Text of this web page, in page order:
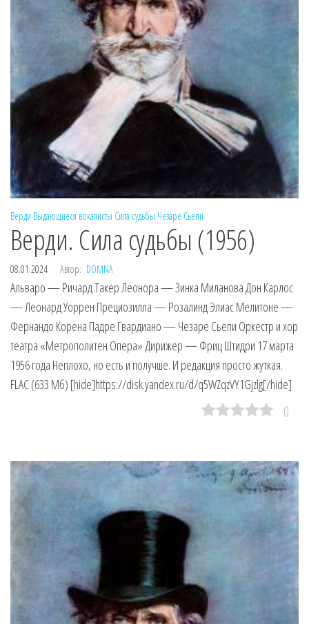
Верди Выдающиеся вокалисты Сила судьбы Чезаре Сьепи
Верди. Сила судьбы (1956)
08.01.2024 Автор: DOMNA
Альваро — Ричард Такер Леонора — Зинка Миланова Дон Карлос
— Леонард Уоррен Прециозилла — Розалинд Элиас Мелитоне —
Фернандо Корена Падре Гвардиано — Чезаре Сьепи Оркестр и хор
театра «Метрополитен Опера» Дирижер — Фриц Штидри 17 марта
1956 года Неплохо, но есть и получше. И редакция просто жуткая.
FLAC (633 Мб) [hide]https://disk.yandex.ru/d/q5WZqzVY1Gjzlg[/hide]
0